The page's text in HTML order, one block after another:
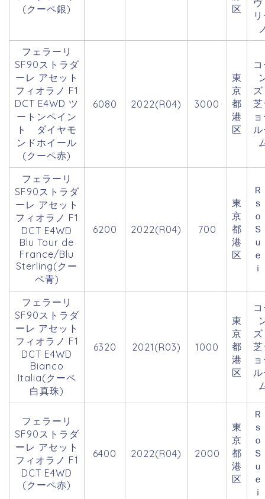
(クーペ銀)
区
フェラーリ
SF90ストラダ
ーレ アセット
フィオラノ F1
DCT E4WD ツ
ートンペイン
ト ダイヤモ
ンドホイール
(クーペ赤)
6080 2022(R04) 3000
東
京
都
港
区
フェラーリ
SF90ストラダ
ーレ アセット
フィオラノ F1
DCT E4WD
Blu Tour de
France/Blu
Sterling(クー
ペ青)
6200 2022(R04) 700
東
京
都
港
区
フェラーリ
SF90ストラダ
ーレ アセット
フィオラノ F1
DCT E4WD
Bianco
Italia(クーペ
白真珠)
6320 2021(R03) 1000
東
京
都
港
区
フェラーリ
SF90ストラダ
ーレ アセット
フィオラノ F1
DCT E4WD
(クーペ赤)
6400 2022(R04) 2000
東
京
都
港
区